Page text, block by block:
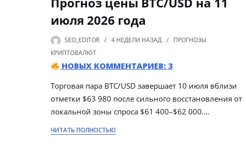
июля 2026 года
SEO_EDITOR 4 НЕДЕЛИ НАЗАД
ПРОГНОЗЫ
КРИПТОВАЛЮТ
НОВЫХ КОММЕНТАРИЕВ: 3
Торговая пара BTC/USD завершает 10 июля вблизи
отметки $63 980 после сильного восстановления от
локальной зоны спроса $61 400–$62 000.…
ЧИТАТЬ ПОЛНОСТЬЮ